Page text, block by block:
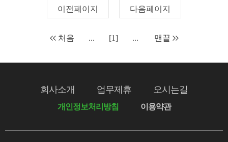
이전페이지 다음페이지
처음 ... [1] ... 맨끝
회사소개 업무제휴 오시는길
개인정보처리방침 이용약관